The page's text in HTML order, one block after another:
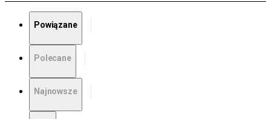
Powiązane
Polecane
Najnowsze